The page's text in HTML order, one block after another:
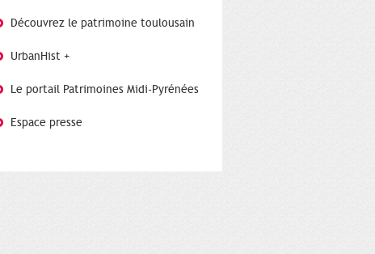
Découvrez le patrimoine toulousain
UrbanHist +
Le portail Patrimoines Midi-Pyrénées
Espace presse